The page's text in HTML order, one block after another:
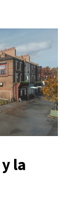
la